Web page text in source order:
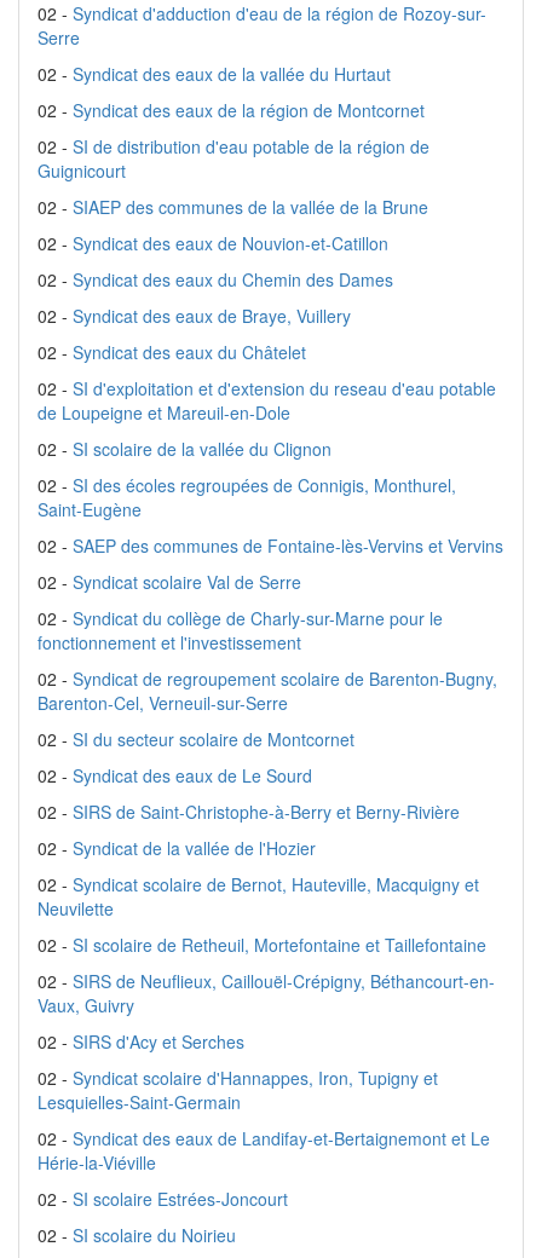
02 - Syndicat d'adduction d'eau de la région de Rozoy-sur-
Serre
02 - Syndicat des eaux de la vallée du Hurtaut
02 - Syndicat des eaux de la région de Montcornet
02 - SI de distribution d'eau potable de la région de
Guignicourt
02 - SIAEP des communes de la vallée de la Brune
02 - Syndicat des eaux de Nouvion-et-Catillon
02 - Syndicat des eaux du Chemin des Dames
02 - Syndicat des eaux de Braye, Vuillery
02 - Syndicat des eaux du Châtelet
02 - SI d'exploitation et d'extension du reseau d'eau potable
de Loupeigne et Mareuil-en-Dole
02 - SI scolaire de la vallée du Clignon
02 - SI des écoles regroupées de Connigis, Monthurel,
Saint-Eugène
02 - SAEP des communes de Fontaine-lès-Vervins et Vervins
02 - Syndicat scolaire Val de Serre
02 - Syndicat du collège de Charly-sur-Marne pour le
fonctionnement et l'investissement
02 - Syndicat de regroupement scolaire de Barenton-Bugny,
Barenton-Cel, Verneuil-sur-Serre
02 - SI du secteur scolaire de Montcornet
02 - Syndicat des eaux de Le Sourd
02 - SIRS de Saint-Christophe-à-Berry et Berny-Rivière
02 - Syndicat de la vallée de l'Hozier
02 - Syndicat scolaire de Bernot, Hauteville, Macquigny et
Neuvilette
02 - SI scolaire de Retheuil, Mortefontaine et Taillefontaine
02 - SIRS de Neuflieux, Caillouël-Crépigny, Béthancourt-en-
Vaux, Guivry
02 - SIRS d'Acy et Serches
02 - Syndicat scolaire d'Hannappes, Iron, Tupigny et
Lesquielles-Saint-Germain
02 - Syndicat des eaux de Landifay-et-Bertaignemont et Le
Hérie-la-Viéville
02 - SI scolaire Estrées-Joncourt
02 - SI scolaire du Noirieu